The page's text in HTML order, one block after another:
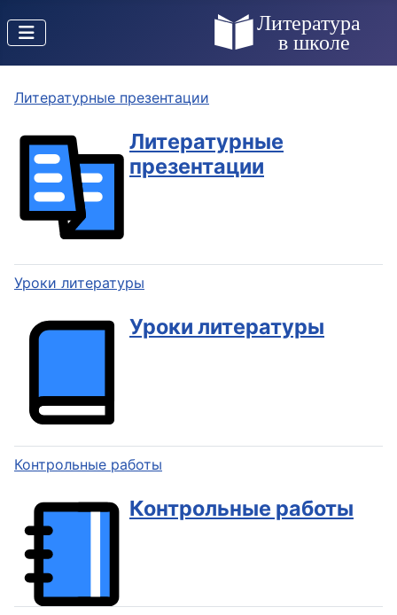
Литературные презентации
Литературные
презентации
Уроки литературы
Уроки литературы
Контрольные работы
Контрольные работы